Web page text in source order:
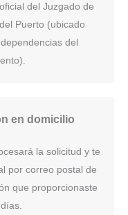
del Juzgado de
Puerto (ubicado
del
en domicilio
la solicitud y te
por correo postal de
que proporcionaste